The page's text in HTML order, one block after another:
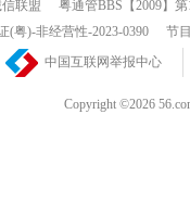
联盟
粤通管BBS【2009】
(粤)-非经营性-2023-0390
节
中国互联网举报中心
Copyright ©2026